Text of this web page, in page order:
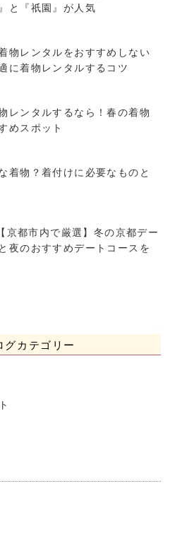
と『祇園』が人気
物レンタルをおすすめしない
に着物レンタルするコツ
レンタルするなら！春の着物
めスポット
着物？着付けに必要なものと
京都市内で厳選】冬の京都デー
夜のおすすめデートコースを
グカテゴリー